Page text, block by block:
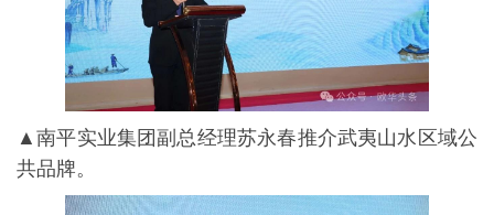
▲南平实业集团副总经理苏永春推介武夷山水区域公
共品牌。